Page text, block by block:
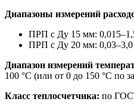
Диапазоны измерений
ПРП с Ду 15 мм:
ПРП с Ду 20 мм: 0,03–3,0
Диапазон измерений
100 °C (или от 0 до 150 °C по
Класс теплосчетчика: по